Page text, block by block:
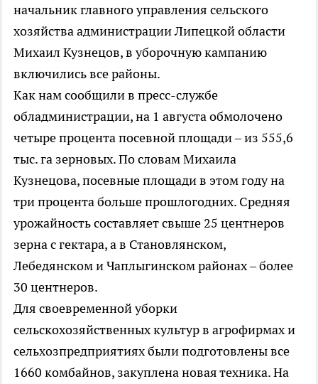
начальник главного управления сельского
хозяйства администрации Липецкой области
Михаил Кузнецов, в уборочную кампанию
включились все районы.
Как нам сообщили в пресс-службе
обладминистрации, на 1 августа обмолочено
четыре процента посевной площади – из 555,6
тыс. га зерновых. По словам Михаила
Кузнецова, посевные площади в этом году на
три процента больше прошлогодних. Средняя
урожайность составляет свыше 25 центнеров
зерна с гектара, а в Становлянском,
Лебедянском и Чаплыгинском районах – более
30 центнеров.
Для своевременной уборки
сельскохозяйственных культур в агрофирмах и
сельхозпредприятиях были подготовлены все
1660 комбайнов, закуплена новая техника. На